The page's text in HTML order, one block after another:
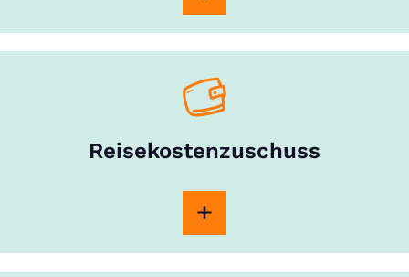
Reisekostenzuschuss